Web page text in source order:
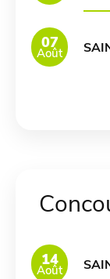
07
Août
14
Août